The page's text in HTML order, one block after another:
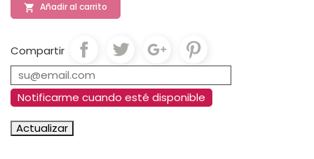
 Añadir al carrito
Compartir
Notificarme cuando esté disponible